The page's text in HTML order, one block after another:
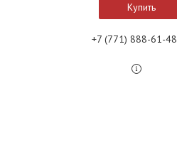
Купить
+7 (771) 888-61-48